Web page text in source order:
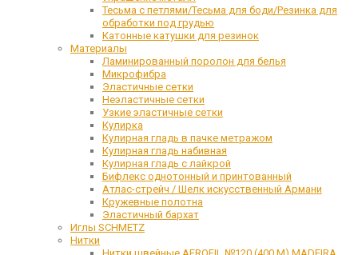
Тесьма с петлями/Тесьма для боди/Резинка для
обработки под грудью
Катонные катушки для резинок
Материалы
Ламинированный поролон для белья
Микрофибра
Эластичные сетки
Неэластичные сетки
Узкие эластичные сетки
Кулирка
Кулирная гладь в пачке метражом
Кулирная гладь набивная
Кулирная гладь с лайкрой
Бифлекс однотонный и принтованный
Атлас-стрейч / Шелк искусственный Армани
Кружевные полотна
Эластичный бархат
Иглы SCHMETZ
Нитки
Нитки швейные AEROFIL №120 (400 М) MADEIRA